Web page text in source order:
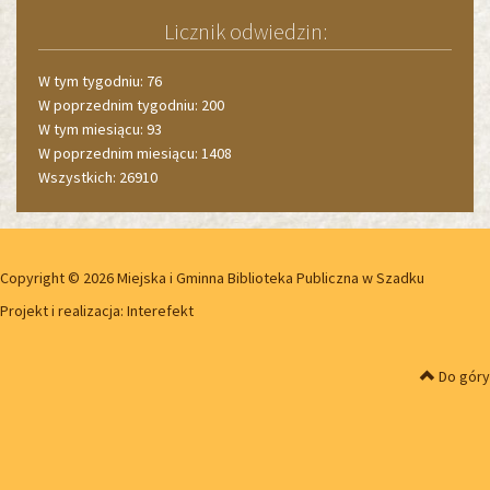
Licznik odwiedzin:
W tym tygodniu: 76
W poprzednim tygodniu: 200
W tym miesiącu: 93
W poprzednim miesiącu: 1408
Wszystkich: 26910
Copyright © 2026 Miejska i Gminna Biblioteka Publiczna w Szadku
Projekt i realizacja: Interefekt
Do góry